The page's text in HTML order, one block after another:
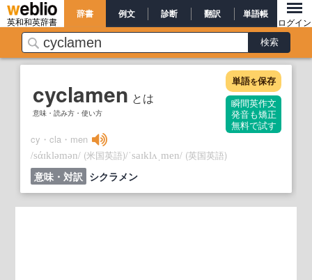
英和和英辞書
辞書 例文 診断 翻訳 単語帳
ログイン
cyclamen とは
意味・読み方・使い方
単語を保存
瞬間英作文
発音も矯正
無料で試す
cy・cla・men
/sάɪkləmən/ (米国英語)/ˈsaɪklʌˌmen/ (英国英語)
意味・対訳 シクラメン